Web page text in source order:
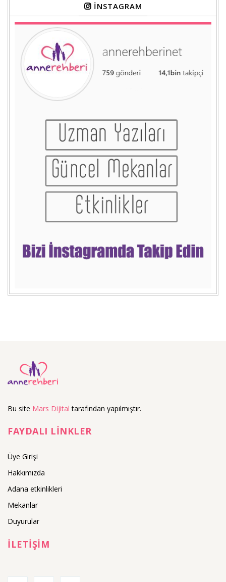
İNSTAGRAM
Bu site Mars Dijital tarafından yapılmıştır.
FAYDALI LİNKLER
Üye Girişi
Hakkımızda
Adana etkinlikleri
Mekanlar
Duyurular
İLETİŞİM